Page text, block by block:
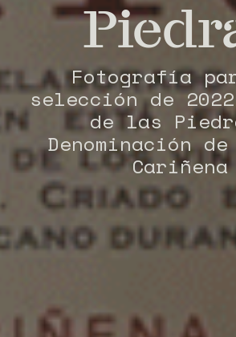
Fotografía
selección de
de las
Denominación
Cariñena